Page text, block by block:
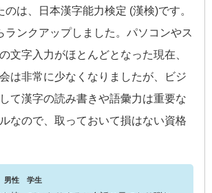
は、日本漢字能力検定 (漢検)です。
ランクアップしました。パソコンやス
文字入力がほとんどとなった現在、
は非常に少なくなりましたが、ビジ
て漢字の読み書きや語彙力は重要な
なので、取っておいて損はない資格
男性 学生